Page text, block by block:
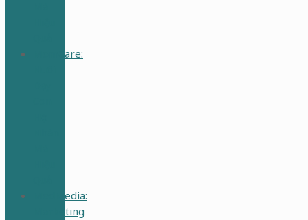
MomCare:
MedMedia:
Marketing